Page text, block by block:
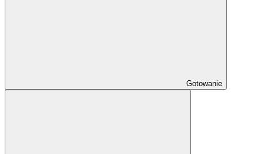
Gotowanie